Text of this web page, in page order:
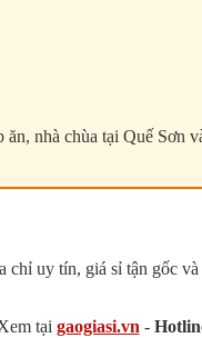
nhà chùa tại Quế Sơn
chỉ uy tín, giá sỉ tận gốc
tại gaogiasi.vn-